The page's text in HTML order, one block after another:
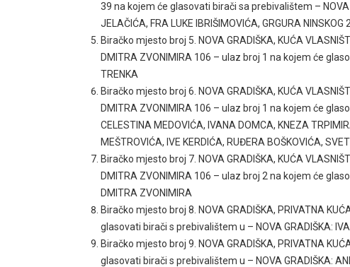
39 na kojem će glasovati birači sa prebivalištem – NOVA
JELAČIĆA, FRA LUKE IBRIŠIMOVIĆA, GRGURA NINSKOG 2
Biračko mjesto broj 5. NOVA GRADIŠKA, KUĆA
DMITRA ZVONIMIRA 106 – ulaz broj 1 na kojem će
TRENKA
Biračko mjesto broj 6. NOVA GRADIŠKA, KUĆA
DMITRA ZVONIMIRA 106 – ulaz broj 1 na kojem će
CELESTINA MEDOVIĆA, IVANA DOMCA, KNEZA
MEŠTROVIĆA, IVE KERDIĆA, RUĐERA BOŠKOVIĆA,
Biračko mjesto broj 7. NOVA GRADIŠKA, KUĆA
DMITRA ZVONIMIRA 106 – ulaz broj 2 na kojem će
DMITRA ZVONIMIRA
Biračko mjesto broj 8. NOVA GRADIŠKA, PRIVATNA
glasovati birači s prebivalištem u – NOVA GRADIŠKA:
Biračko mjesto broj 9. NOVA GRADIŠKA, PRIVATNA
glasovati birači s prebivalištem u – NOVA GRADIŠKA: